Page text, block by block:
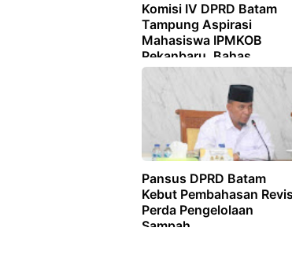
Komisi IV DPRD Batam
Tampung Aspirasi
Mahasiswa IPMKOB
Pekanbaru, Bahas
Kemajuan Daerah
Pansus DPRD Batam
Kebut Pembahasan
Perda Pengelolaan
Sampah